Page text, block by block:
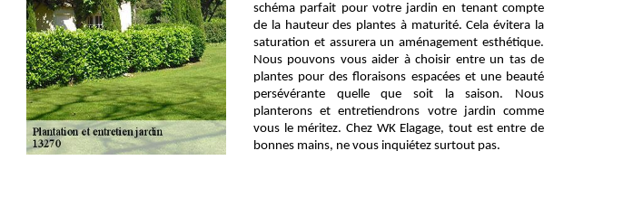
schéma parfait pour votre jardin en tenant compte
de la hauteur des plantes à maturité. Cela évitera la
saturation et assurera un aménagement esthétique.
Nous pouvons vous aider à choisir entre un tas de
plantes pour des floraisons espacées et une beauté
persévérante quelle que soit la saison. Nous
planterons et entretiendrons votre jardin comme
vous le méritez. Chez WK Elagage, tout est entre de
bonnes mains, ne vous inquiétez surtout pas.